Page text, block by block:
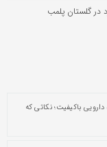
در گلستان پلمب
باکیفیت؛ نکاتی که